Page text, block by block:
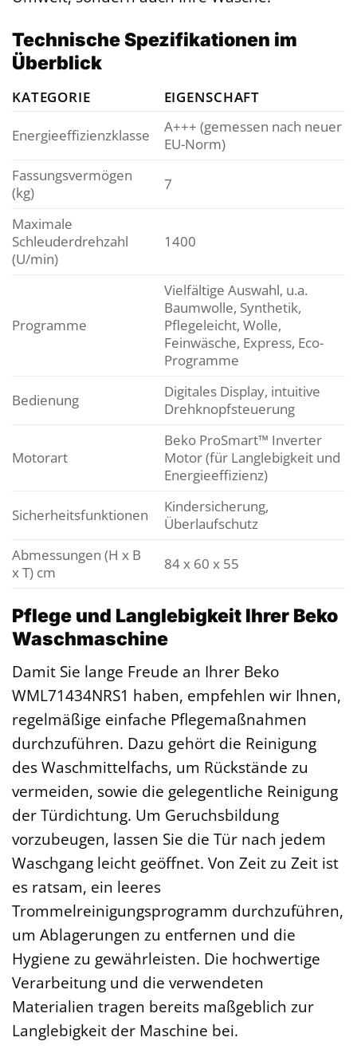
Technische Spezifikationen im
Überblick
KATEGORIE EIGENSCHAFT
Energieeffizienzklasse
A+++ (gemessen nach neuer
EU-Norm)
Fassungsvermögen
(kg)
7
Maximale
Schleuderdrehzahl
(U/min)
1400
Programme
Vielfältige Auswahl, u.a.
Baumwolle, Synthetik,
Pflegeleicht, Wolle,
Feinwäsche, Express, Eco-
Programme
Bedienung
Digitales Display, intuitive
Drehknopfsteuerung
Motorart
Beko ProSmart™ Inverter
Motor (für Langlebigkeit und
Energieeffizienz)
Sicherheitsfunktionen
Kindersicherung,
Überlaufschutz
Abmessungen (H x B
x T) cm
84 x 60 x 55
Pflege und Langlebigkeit Ihrer Beko
Waschmaschine
Damit Sie lange Freude an Ihrer Beko
WML71434NRS1 haben, empfehlen wir Ihnen,
regelmäßige einfache Pflegemaßnahmen
durchzuführen. Dazu gehört die Reinigung
des Waschmittelfachs, um Rückstände zu
vermeiden, sowie die gelegentliche Reinigung
der Türdichtung. Um Geruchsbildung
vorzubeugen, lassen Sie die Tür nach jedem
Waschgang leicht geöffnet. Von Zeit zu Zeit ist
es ratsam, ein leeres
Trommelreinigungsprogramm durchzuführen,
um Ablagerungen zu entfernen und die
Hygiene zu gewährleisten. Die hochwertige
Verarbeitung und die verwendeten
Materialien tragen bereits maßgeblich zur
Langlebigkeit der Maschine bei.